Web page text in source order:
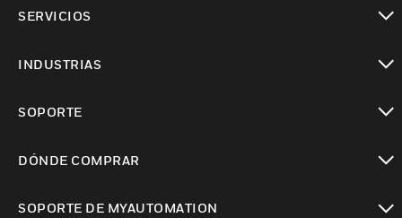
SERVICIOS
INDUSTRIAS
SOPORTE
DÓNDE COMPRAR
SOPORTE DE MYAUTOMATION